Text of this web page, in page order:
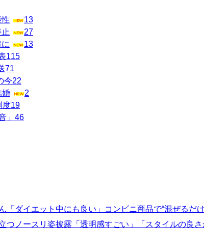
13
27
13
115
71
今22
婚
2
度19
」 46
「ダイエット中にも良い」コンビニ商品で“混ぜる
つノースリ姿披露「透明感すごい」「スタイルの良